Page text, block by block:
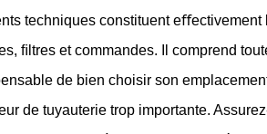
techniques constituent
ﬁltres et commandes. Il comprend
de bien choisir son
de tuyauterie trop importante.